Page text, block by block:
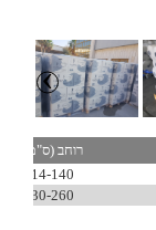
רוחב (ס"מ)
14-140
30-260